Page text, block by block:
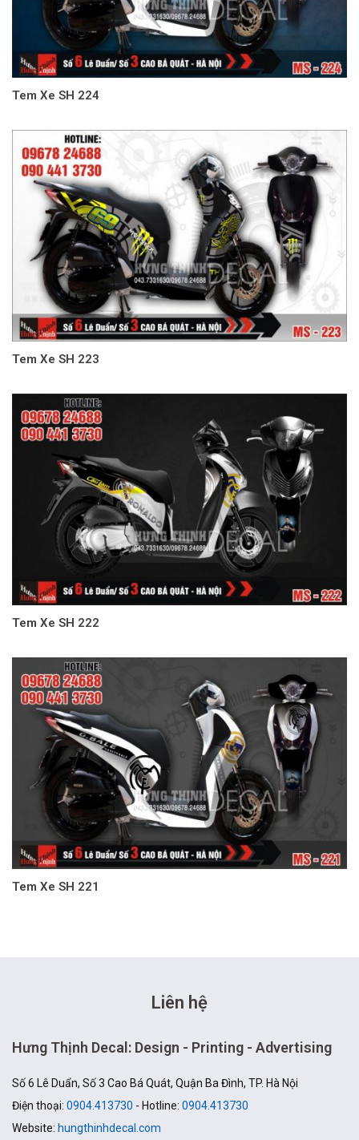
Tem Xe SH 224
Tem Xe SH 223
Tem Xe SH 222
Tem Xe SH 221
Liên hệ
Hưng Thịnh Decal: Design - Printing - Advertising
Số 6 Lê Duẩn, Số 3 Cao Bá Quát, Quận Ba Đình, TP. Hà Nội
Điện thoại: 0904.413730 - Hotline: 0904.413730
Website: hungthinhdecal.com